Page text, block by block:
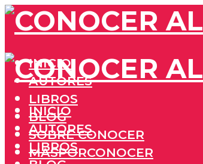
INICIO
AUTORES
LIBROS
BLOG
SOBRE CONOCER
MÁSPORCONOCER
INICIO
AUTORES
LIBROS